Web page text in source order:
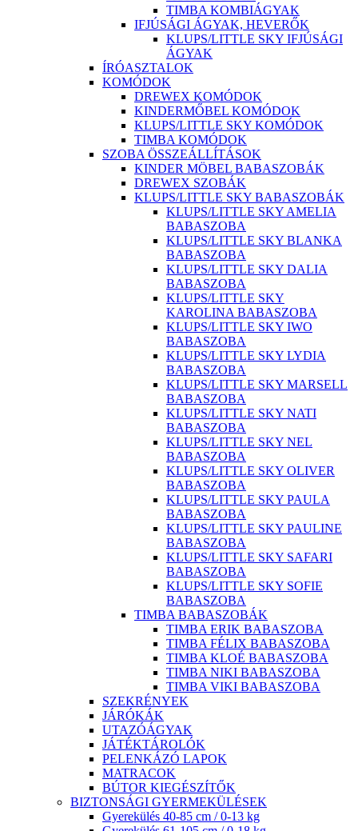
TIMBA KOMBIÁGYAK
IFJÚSÁGI ÁGYAK, HEVERŐK
KLUPS/LITTLE SKY IFJÚSÁGI
ÁGYAK
ÍRÓASZTALOK
KOMÓDOK
DREWEX KOMÓDOK
KINDERMŐBEL KOMÓDOK
KLUPS/LITTLE SKY KOMÓDOK
TIMBA KOMÓDOK
SZOBA ÖSSZEÁLLÍTÁSOK
KINDER MÖBEL BABASZOBÁK
DREWEX SZOBÁK
KLUPS/LITTLE SKY BABASZOBÁK
KLUPS/LITTLE SKY AMELIA
BABASZOBA
KLUPS/LITTLE SKY BLANKA
BABASZOBA
KLUPS/LITTLE SKY DALIA
BABASZOBA
KLUPS/LITTLE SKY
KAROLINA BABASZOBA
KLUPS/LITTLE SKY IWO
BABASZOBA
KLUPS/LITTLE SKY LYDIA
BABASZOBA
KLUPS/LITTLE SKY MARSELL
BABASZOBA
KLUPS/LITTLE SKY NATI
BABASZOBA
KLUPS/LITTLE SKY NEL
BABASZOBA
KLUPS/LITTLE SKY OLIVER
BABASZOBA
KLUPS/LITTLE SKY PAULA
BABASZOBA
KLUPS/LITTLE SKY PAULINE
BABASZOBA
KLUPS/LITTLE SKY SAFARI
BABASZOBA
KLUPS/LITTLE SKY SOFIE
BABASZOBA
TIMBA BABASZOBÁK
TIMBA ERIK BABASZOBA
TIMBA FÉLIX BABASZOBA
TIMBA KLOÉ BABASZOBA
TIMBA NIKI BABASZOBA
TIMBA VIKI BABASZOBA
SZEKRÉNYEK
JÁRÓKÁK
UTAZÓÁGYAK
JÁTÉKTÁROLÓK
PELENKÁZÓ LAPOK
MATRACOK
BÚTOR KIEGÉSZÍTŐK
BIZTONSÁGI GYERMEKÜLÉSEK
Gyerekülés 40-85 cm / 0-13 kg